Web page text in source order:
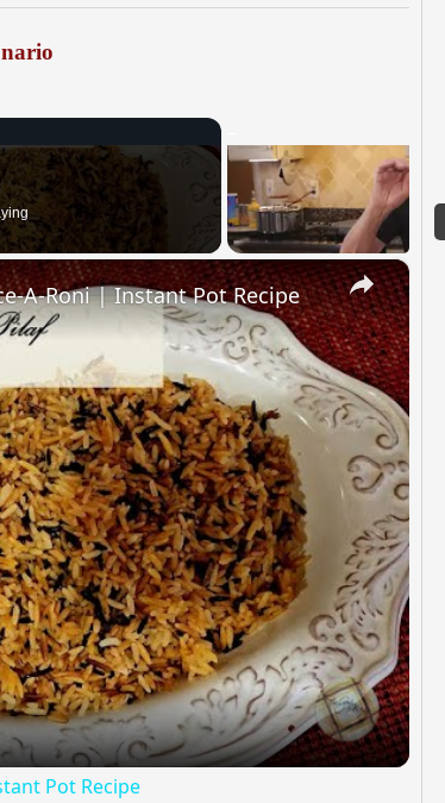
×
A-Roni | Instant Pot Recipe
Pot Recipe